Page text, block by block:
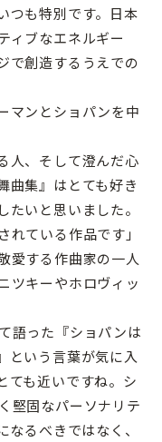
つも特別です。日本
ィブなエネルギー
で創造するうえでの
マンとショパンを中
人、そして澄んだ心
曲集』はとても好き
いと思いました。
ている作品です」
愛する作曲家の一人
ツキーやホロヴィッ
語った『ショパンは
という言葉が気に入
ても近いですね。シ
堅固なパーソナリテ
るべきではなく、